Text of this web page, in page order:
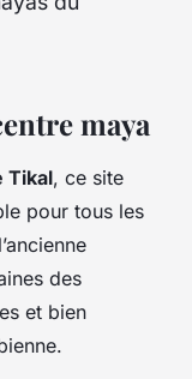
maya
Tikal, ce site
pour tous les
des
et bien